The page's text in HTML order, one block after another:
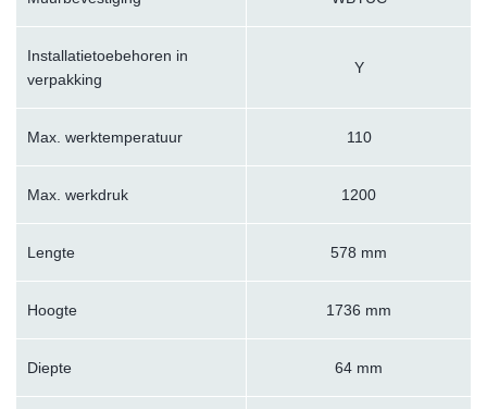
Installatietoebehoren in
verpakking
Y
Max. werktemperatuur 110
Max. werkdruk 1200
Lengte 578 mm
Hoogte 1736 mm
Diepte 64 mm